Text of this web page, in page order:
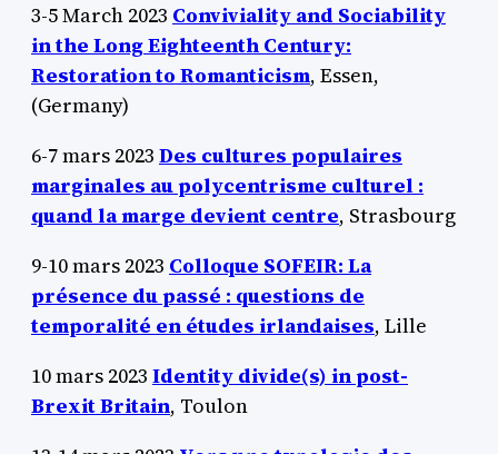
3-5 March 2023 Conviviality and Sociability
in the Long Eighteenth Century:
Restoration to Romanticism, Essen,
(Germany)
6-7 mars 2023 Des cultures populaires
marginales au polycentrisme culturel :
quand la marge devient centre, Strasbourg
9-10 mars 2023 Colloque SOFEIR: La
présence du passé : questions de
temporalité en études irlandaises, Lille
10 mars 2023 Identity divide(s) in post-
Brexit Britain, Toulon